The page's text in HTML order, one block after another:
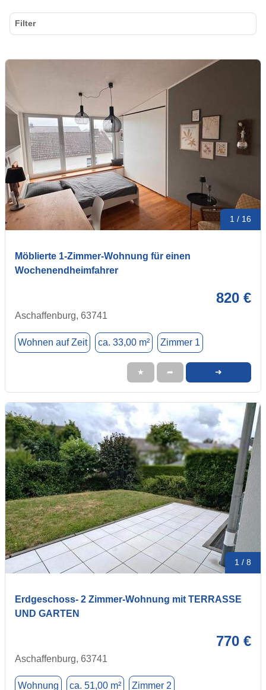
1 / 16
Möblierte 1-Zimmer-Wohnung für einen
Wochenendheimfahrer
820 €
Aschaffenburg, 63741
Wohnen auf Zeit ca. 33,00 m² Zimmer 1
★ ➦ ➜
1 / 8
Erdgeschoss- 2 Zimmer-Wohnung mit TERRASSE
UND GARTEN
770 €
Aschaffenburg, 63741
Wohnung ca. 51,00 m² Zimmer 2
Filter